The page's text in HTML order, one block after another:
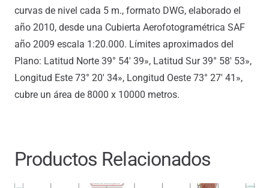
curvas de nivel cada 5 m., formato DWG, elaborado el
año 2010, desde una Cubierta Aerofotogramétrica SAF
año 2009 escala 1:20.000. Límites aproximados del
Plano: Latitud Norte 39° 54′ 39», Latitud Sur 39° 58′ 53»,
Longitud Este 73° 20′ 34», Longitud Oeste 73° 27′ 41»,
cubre un área de 8000 x 10000 metros.
Productos Relacionados